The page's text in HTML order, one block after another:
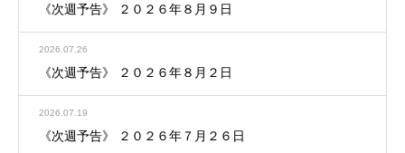
《次週予告》 ２０２６年８月９日
2026.07.26
《次週予告》 ２０２６年８月２日
2026.07.19
《次週予告》 ２０２６年７月２６日